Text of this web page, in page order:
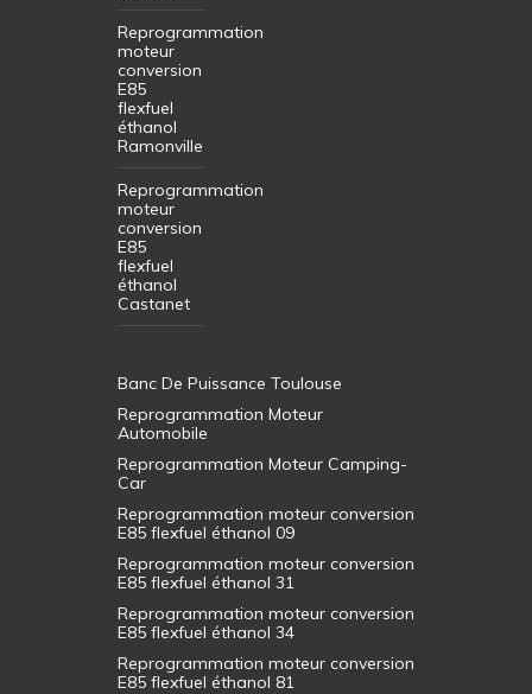
Reprogrammation
moteur
conversion
E85
flexfuel
éthanol
Ramonville
Reprogrammation
moteur
conversion
E85
flexfuel
éthanol
Castanet
Banc De Puissance Toulouse
Reprogrammation Moteur
Automobile
Reprogrammation Moteur Camping-
Car
Reprogrammation moteur conversion
E85 flexfuel éthanol 09
Reprogrammation moteur conversion
E85 flexfuel éthanol 31
Reprogrammation moteur conversion
E85 flexfuel éthanol 34
Reprogrammation moteur conversion
E85 flexfuel éthanol 81